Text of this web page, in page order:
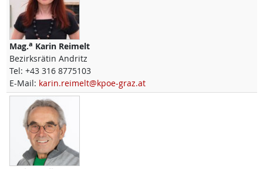
Mag.a Karin Reimelt
Bezirksrätin Andritz
Tel: +43 316 8775103
E-Mail: karin.reimelt@kpoe-graz.at